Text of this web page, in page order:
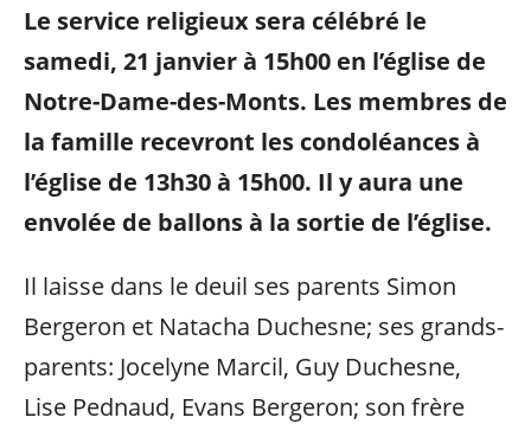
Le service religieux sera célébré le
samedi, 21 janvier à 15h00 en l’église de
Notre-Dame-des-Monts. Les membres de
la famille recevront les condoléances à
l’église de 13h30 à 15h00. Il y aura une
envolée de ballons à la sortie de l’église.
Il laisse dans le deuil ses parents Simon
Bergeron et Natacha Duchesne; ses grands-
parents: Jocelyne Marcil, Guy Duchesne,
Lise Pednaud, Evans Bergeron; son frère